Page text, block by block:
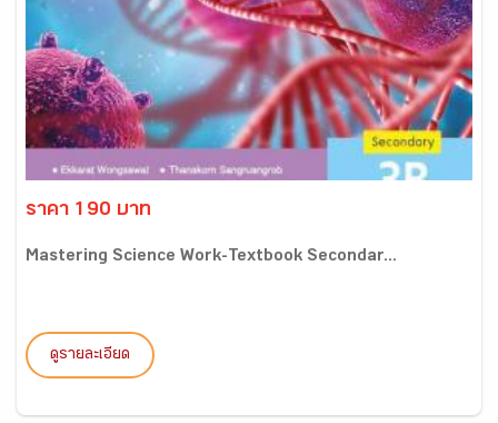
ราคา 190 บาท
Mastering Science Work-Textbook Secondar...
ดูรายละเอียด